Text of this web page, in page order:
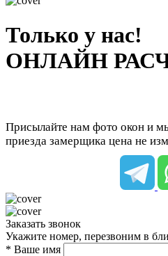
Только у нас!
ОНЛАЙН
Присылайте нам фото окон и
приезда замерщика цена не
Заказать звонок
Укажите номер, перезвоним в
* Ваше имя